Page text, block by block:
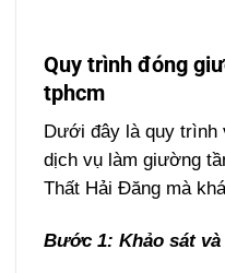
Quy trình đóng
tphcm
Dưới đây là quy
dịch vụ làm giường
Thất Hải Đăng mà
Bước 1: Khảo sát